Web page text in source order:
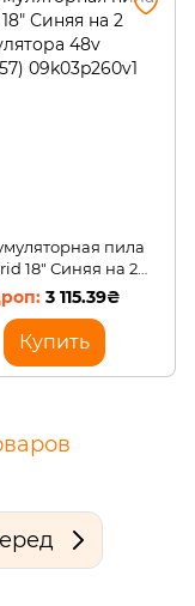
пила
18" Синяя на 2
48v
3 115.39₴
Купить